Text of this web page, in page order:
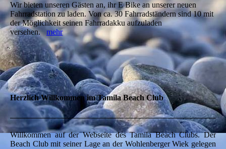
Wir bieten unseren Gästen an, ihr E Bike an unserer neuen
Fahrradstation zu laden. Von ca. 30 Fahrradständern sind 10 mit
der Möglichkeit seinen Fahrradakku aufzuladen
versehen. mehr
Herzlich Willkommen im Tamila Beach Club
Willkommen auf der Webseite des Tamila Beach Clubs. Der
Beach Club mit seiner Lage an der Wohlenberger Wiek gelegen